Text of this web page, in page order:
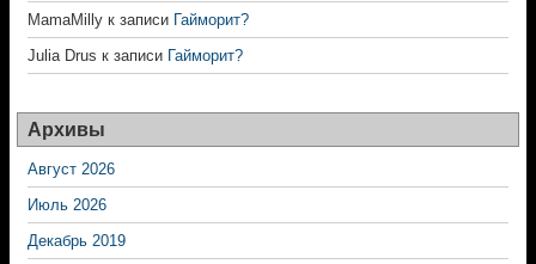
MamaMilly к записи Гайморит?
Julia Drus к записи Гайморит?
Архивы
Август 2026
Июль 2026
Декабрь 2019